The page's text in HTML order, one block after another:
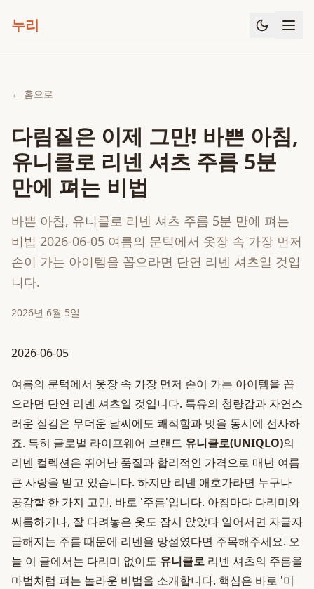
누리
← 홈으로
다림질은 이제 그만! 바쁜 아침,
유니클로 리넨 셔츠 주름 5분
만에 펴는 비법
바쁜 아침, 유니클로 리넨 셔츠 주름 5분 만에 펴는
비법 2026-06-05 여름의 문턱에서 옷장 속 가장 먼저
손이 가는 아이템을 꼽으라면 단연 리넨 셔츠일 것입
니다.
2026년 6월 5일
2026-06-05
여름의 문턱에서 옷장 속 가장 먼저 손이 가는 아이템을 꼽
으라면 단연 리넨 셔츠일 것입니다. 특유의 청량감과 자연스
러운 질감은 무더운 날씨에도 쾌적함과 멋을 동시에 선사하
죠. 특히 글로벌 라이프웨어 브랜드 유니클로(UNIQLO)의
리넨 컬렉션은 뛰어난 품질과 합리적인 가격으로 매년 여름
큰 사랑을 받고 있습니다. 하지만 리넨 애호가라면 누구나
공감할 한 가지 고민, 바로 '주름'입니다. 아침마다 다리미와
씨름하거나, 잘 다려놓은 옷도 잠시 앉았다 일어서면 자글자
글해지는 주름 때문에 리넨을 망설였다면 주목해주세요. 오
늘 이 글에서는 다리미 없이도 유니클로 리넨 셔츠의 주름을
마법처럼 펴는 놀라운 비법을 소개합니다. 핵심은 바로 '미